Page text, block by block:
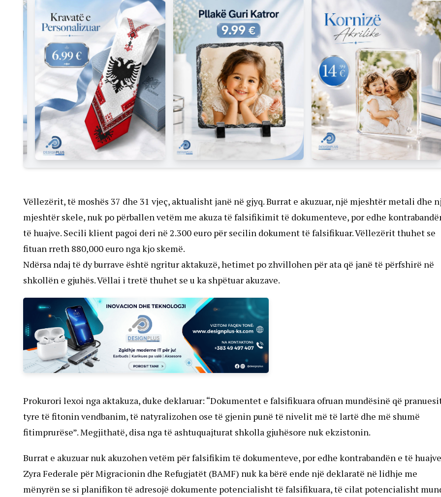
Vëllezërit, të moshës 37 dhe 31 vjeç, aktualisht janë në gjyq. Burrat e akuzuar, një mjeshtër metali dhe
mjeshtër skele, nuk po përballen vetëm me akuza të falsifikimit të dokumenteve, por edhe
të huajve. Secili klient pagoi deri në 2.300 euro për secilin dokument të falsifikuar. Vëllezërit thuhet se
fituan rreth 880,000 euro nga kjo skemë.
Ndërsa ndaj të dy burrave është ngritur aktakuzë, hetimet po zhvillohen për ata që janë të përfshirë në
shkollën e gjuhës. Vëllai i tretë thuhet se u ka shpëtuar akuzave.
Prokurori lexoi nga aktakuza, duke deklaruar: “Dokumentet e falsifikuara ofruan mundësinë që
tyre të fitonin vendbanim, të natyralizohen ose të gjenin punë të nivelit më të lartë dhe më shumë
fitimprurëse”. Megjithatë, disa nga të ashtuquajturat shkolla gjuhësore nuk ekzistonin.
Burrat e akuzuar nuk akuzohen vetëm për falsifikim të dokumenteve, por edhe kontrabandën e të
Zyra Federale për Migracionin dhe Refugjatët (BAMF) nuk ka bërë ende një deklaratë në lidhje me
mënyrën se si planifikon të adresojë dokumente potencialisht të falsifikuara, të cilat potencialisht